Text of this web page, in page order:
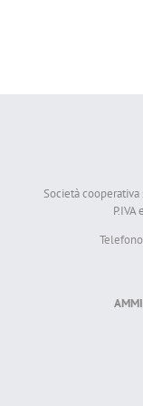
Società cooperativa